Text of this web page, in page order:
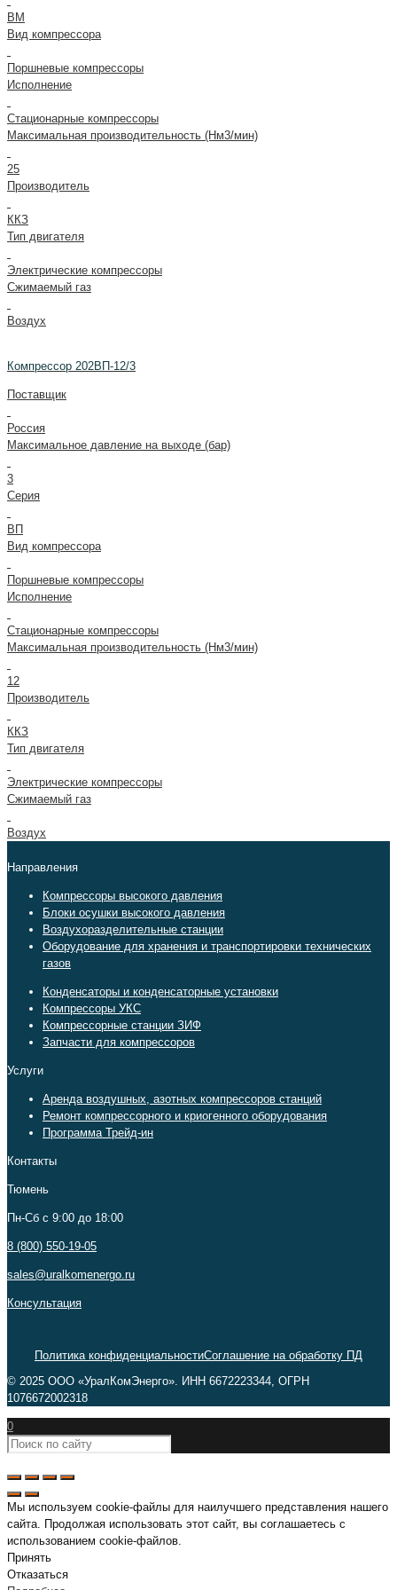
ВМ
Вид компрессора
Поршневые компрессоры
Исполнение
Стационарные компрессоры
Максимальная производительность (Нм3/мин)
25
Производитель
ККЗ
Тип двигателя
Электрические компрессоры
Сжимаемый газ
Воздух
Компрессор 202ВП-12/3
Поставщик
Россия
Максимальное давление на выходе (бар)
3
Серия
ВП
Вид компрессора
Поршневые компрессоры
Исполнение
Стационарные компрессоры
Максимальная производительность (Нм3/мин)
12
Производитель
ККЗ
Тип двигателя
Электрические компрессоры
Сжимаемый газ
Воздух
Направления
Компрессоры высокого давления
Блоки осушки высокого давления
Воздухоразделительные станции
Оборудование для хранения и транспортировки технических
газов
Конденсаторы и конденсаторные установки
Компрессоры УКС
Компрессорные станции ЗИФ
Запчасти для компрессоров
Услуги
Аренда воздушных, азотных компрессоров станций
Ремонт компрессорного и криогенного оборудования
Программа Трейд-ин
Контакты
Тюмень
Пн-Сб c 9:00 до 18:00
8 (800) 550-19-05
sales@uralkomenergo.ru
Консультация
Политика конфиденциальностиСоглашение на обработку ПД
© 2025 ООО «УралКомЭнерго». ИНН 6672223344, ОГРН
1076672002318
0
Мы используем cookie-файлы для наилучшего представления нашего
сайта. Продолжая использовать этот сайт, вы соглашаетесь с
использованием cookie-файлов.
Принять
Отказаться